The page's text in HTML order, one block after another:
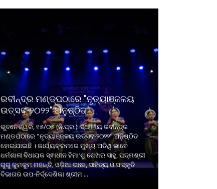
ରବୀନ୍ଦ୍ର ମଣ୍ଡପଠାରେ "ନୃତ୍ୟାଞ୍ଜଳୟ
ଉତ୍ସବ-୨୦୨୨" ଅନୁଷ୍ଠିତ
ଭୁବନେଶ୍ୱର, ୧୫/୦୫ (ନି.ପ୍ର.): ସ୍ଥାନୀୟ ରବୀନ୍ଦ୍ର
ମଣ୍ଡପଠାରେ "ନୃତ୍ୟାଞ୍ଜଳୟ ଉତ୍ସବ-୨୦୨୨" ଅନୁଷ୍ଠିତ
ହୋଇଯାଇଛି । କାର୍ଯ୍ୟକ୍ରମରେ ମୁଖ୍ୟ ଅତିଥି ଭାବେ
ଧର୍ମଶାଳା ବିଧାୟକ ସ୍ଵାଧୀନ ହିମାଂଶୁ ଶେଖର ସାହୁ, ପଦ୍ମଶ୍ରୀ
ଗୁରୁ କୁମକୁମ ମହାନ୍ତି, ଓଡ଼ିଆ ଭାଷା, ସାହିତ୍ୟ ଓ ସଂସ୍କୃତି
ବିଭାଗର ଉପ-ନିର୍ଦ୍ଦେଶିକା ଶ୍ରୀମ ...